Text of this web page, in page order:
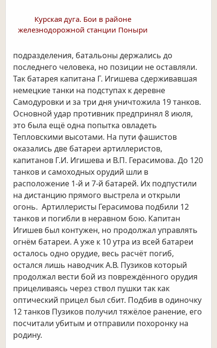
Курская дуга. Бои в районе
железнодорожной станции Поныри
подразделения, батальоны держались до
последнего человека, но позиции не оставляли.
Так батарея капитана Г. Игишева сдерживавшая
немецкие танки на подступах к деревне
Самодуровки и за три дня уничтожила 19 танков.
Основной удар противник предпринял 8 июля,
это была ещё одна попытка овладеть
Тепловскими высотами. На пути фашистов
оказались две батареи артиллеристов,
капитанов Г.И. Игишева и В.П. Герасимова. До 120
танков и самоходных орудий шли в
расположение 1-й и 7-й батарей. Их подпустили
на дистанцию прямого выстрела и открыли
огонь. Артиллеристы Герасимова подбили 12
танков и погибли в неравном бою. Капитан
Игишев был контужен, но продолжал управлять
огнём батареи. А уже к 10 утра из всей батареи
осталось одно орудие, весь расчёт погиб,
остался лишь наводчик А.В. Пузиков который
продолжал вести бой из повреждённого орудия
прицеливаясь через ствол пушки так как
оптический прицел был сбит. Подбив в одиночку
12 танков Пузиков получил тяжёлое ранение, его
посчитали убитым и отправили похоронку на
родину.